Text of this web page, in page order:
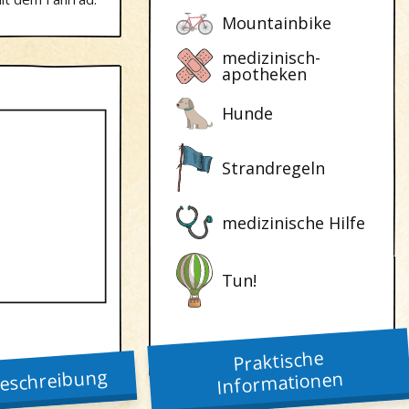
Mountainbike
medizinisch-
apotheken
Hunde
Strandregeln
medizinische Hilfe
Tun!
Praktische
Informationen